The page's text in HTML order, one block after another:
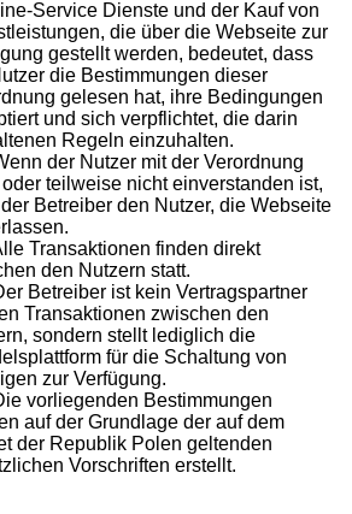
Service Dienste und der Kauf von
die über die Webseite zur
gestellt werden, bedeutet, dass
die Bestimmungen dieser
gelesen hat, ihre Bedingungen
und sich verpflichtet, die darin
Regeln einzuhalten.
der Nutzer mit der Verordnung
teilweise nicht einverstanden ist,
der Betreiber den Nutzer, die Webseite
Transaktionen finden direkt
den Nutzern statt.
Betreiber ist kein Vertragspartner
Transaktionen zwischen den
sondern stellt lediglich die
für die Schaltung von
zur Verfügung.
vorliegenden Bestimmungen
auf der Grundlage der auf dem
der Republik Polen geltenden
Vorschriften erstellt.